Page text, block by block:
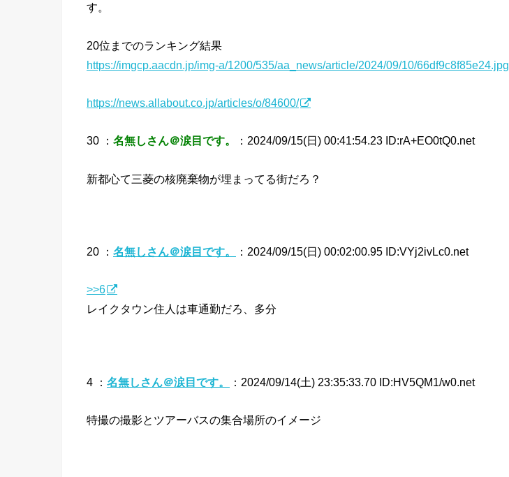
す。
20位までのランキング結果
https://imgcp.aacdn.jp/img-a/1200/535/aa_news/article/2024/09/10/66df9c8f85e24.jpg
https://news.allabout.co.jp/articles/o/84600/
30 ： 名無しさん＠涙目です。 ：2024/09/15(日) 00:41:54.23 ID:rA+EO0tQ0.net
新都心て三菱の核廃棄物が埋まってる街だろ？
20 ： 名無しさん＠涙目です。 ：2024/09/15(日) 00:02:00.95 ID:VYj2ivLc0.net
>>6
レイクタウン住人は車通勤だろ、多分
4 ： 名無しさん＠涙目です。 ：2024/09/14(土) 23:35:33.70 ID:HV5QM1/w0.net
特撮の撮影とツアーバスの集合場所のイメージ